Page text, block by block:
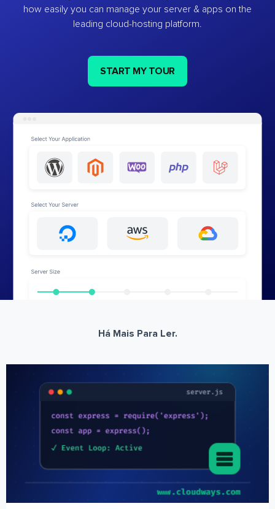
how easily you can manage your server & apps on the
leading cloud-hosting platform.
START MY TOUR
Há Mais Para Ler.